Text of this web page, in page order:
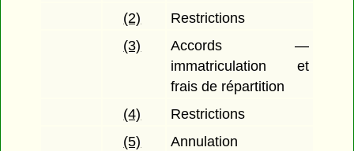
(2)
Restrictions
(3)
Accords —
immatriculation et
frais de répartition
(4)
Restrictions
(5)
Annulation